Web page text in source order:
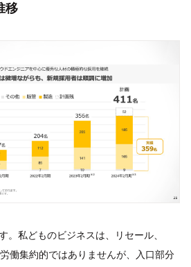
移
。私どものビジネスは、リセール、
働集約的ではありませんが、入口部分